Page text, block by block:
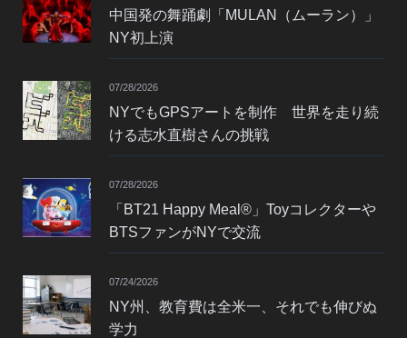
中国発の舞踊劇「MULAN（ムーラン）」
NY初上演
07/28/2026
NYでもGPSアートを制作 世界を走り続
ける志水直樹さんの挑戦
07/28/2026
「BT21 Happy Meal®」Toyコレクターや
BTSファンがNYで交流
07/24/2026
NY州、教育費は全米一、それでも伸びぬ
学力